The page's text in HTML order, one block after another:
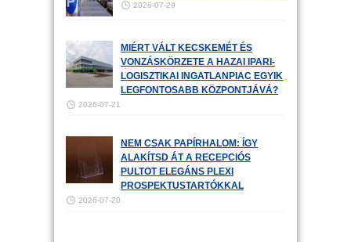
2026-07-29
MIÉRT VÁLT KECSKEMÉT ÉS
VONZÁSKÖRZETE A HAZAI IPARI-
LOGISZTIKAI INGATLANPIAC EGYIK
LEGFONTOSABB KÖZPONTJÁVÁ?
2026-07-21
NEM CSAK PAPÍRHALOM: ÍGY
ALAKÍTSD ÁT A RECEPCIÓS
PULTOT ELEGÁNS PLEXI
PROSPEKTUSTARTÓKKAL
2026-07-20